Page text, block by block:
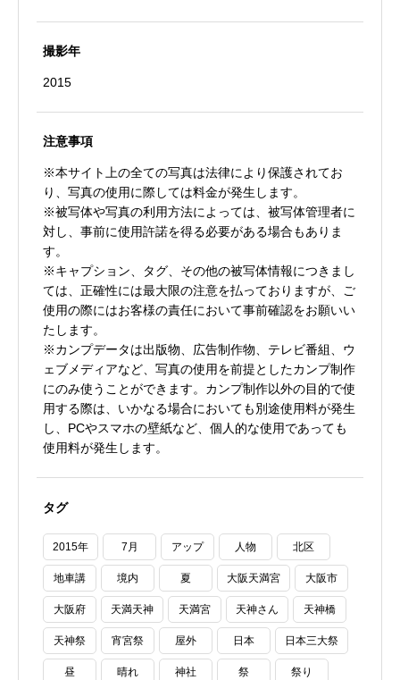
撮影年
2015
注意事項
※本サイト上の全ての写真は法律により保護されてお
り、写真の使用に際しては料金が発生します。
※被写体や写真の利用方法によっては、被写体管理者に
対し、事前に使用許諾を得る必要がある場合もありま
す。
※キャプション、タグ、その他の被写体情報につきまし
ては、正確性には最大限の注意を払っておりますが、ご
使用の際にはお客様の責任において事前確認をお願いい
たします。
※カンプデータは出版物、広告制作物、テレビ番組、ウ
ェブメディアなど、写真の使用を前提としたカンプ制作
にのみ使うことができます。カンプ制作以外の目的で使
用する際は、いかなる場合においても別途使用料が発生
し、PCやスマホの壁紙など、個人的な使用であっても
使用料が発生します。
タグ
2015年 7月 アップ 人物 北区
地車講 境内 夏 大阪天満宮 大阪市
大阪府 天満天神 天満宮 天神さん 天神橋
天神祭 宵宮祭 屋外 日本 日本三大祭
昼 晴れ 神社 祭 祭り